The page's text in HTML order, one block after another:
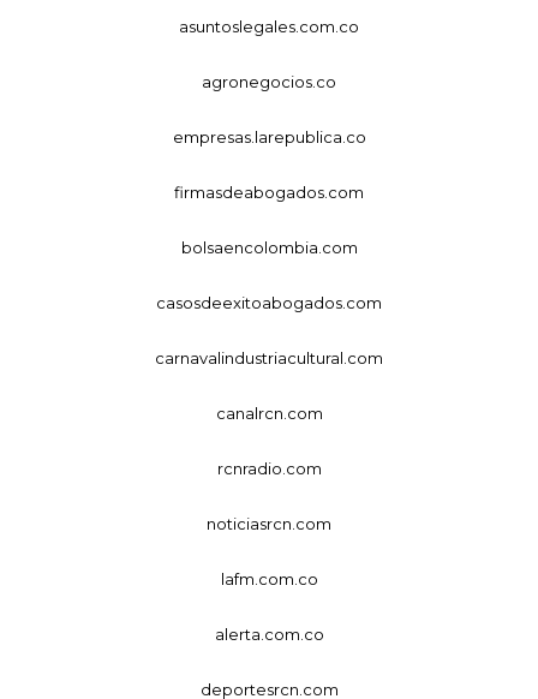
asuntoslegales.com.co
agronegocios.co
empresas.larepublica.co
firmasdeabogados.com
bolsaencolombia.com
casosdeexitoabogados.com
carnavalindustriacultural.com
canalrcn.com
rcnradio.com
noticiasrcn.com
lafm.com.co
alerta.com.co
deportesrcn.com